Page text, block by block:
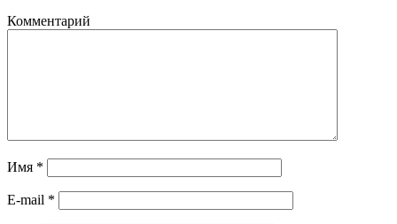
Комментарий
Имя *
E-mail *